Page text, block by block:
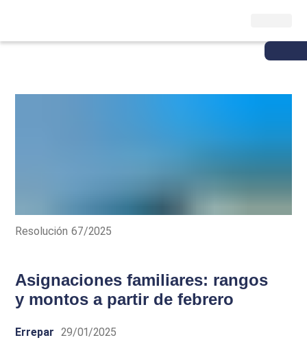
Resolución 67/2025
Asignaciones familiares: rangos
y montos a partir de febrero
Errepar 29/01/2025